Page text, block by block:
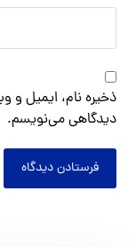
ذخیره نام، ایمیل و
دیدگاهی می‌نویسم.
فرستادن دیدگاه